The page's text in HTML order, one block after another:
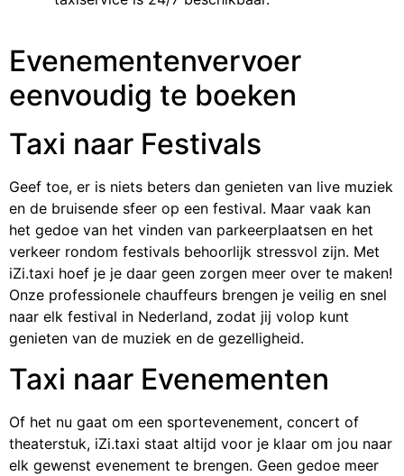
Evenementenvervoer
eenvoudig te boeken
Taxi naar Festivals
Geef toe, er is niets beters dan genieten van live muziek
en de bruisende sfeer op een festival. Maar vaak kan
het gedoe van het vinden van parkeerplaatsen en het
verkeer rondom festivals behoorlijk stressvol zijn. Met
iZi.taxi hoef je je daar geen zorgen meer over te maken!
Onze professionele chauffeurs brengen je veilig en snel
naar elk festival in Nederland, zodat jij volop kunt
genieten van de muziek en de gezelligheid.
Taxi naar Evenementen
Of het nu gaat om een sportevenement, concert of
theaterstuk, iZi.taxi staat altijd voor je klaar om jou naar
elk gewenst evenement te brengen. Geen gedoe meer